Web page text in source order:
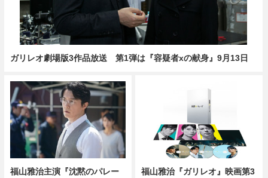
ガリレオ劇場版3作品放送 第1弾は『容疑者xの献身』9月13日
福山雅治主演『沈黙のパレー
福山雅治『ガリレオ』映画第3